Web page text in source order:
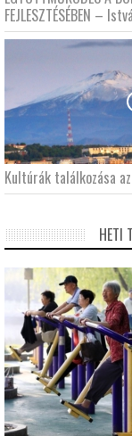
FEJLESZTÉSÉBEN –
Kultúrák találkozása
HETI